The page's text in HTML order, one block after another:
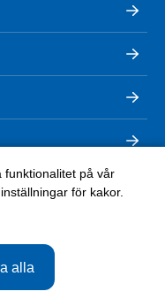
funktionalitet på vår
för kakor.
alla